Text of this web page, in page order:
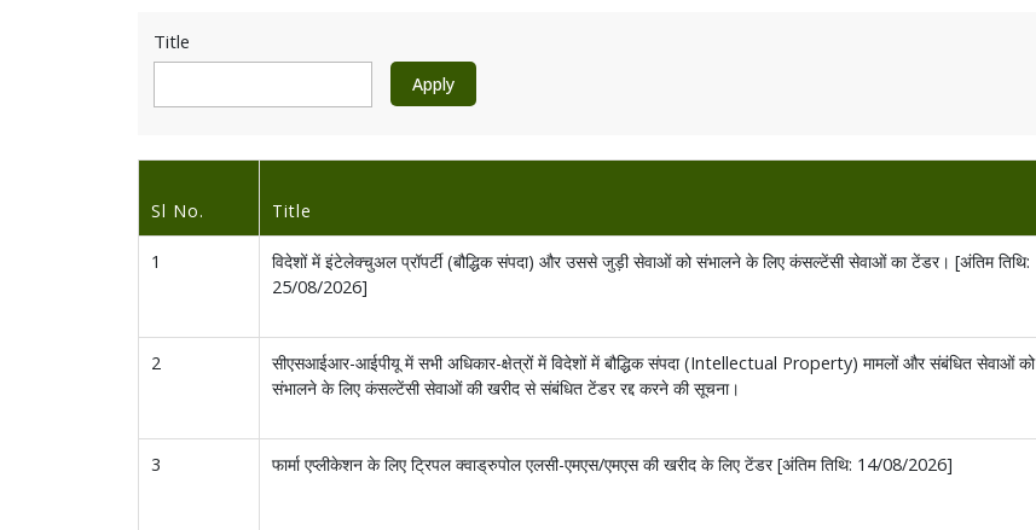
Title
Sl No. Title
1
विदेशों में इंटेलेक्चुअल प्रॉपर्टी (बौद्धिक संपदा) और उससे जुड़ी सेवाओं को संभालने के लिए कंसल्टेंसी सेवाओं का टेंडर। [अंतिम तिथि:
25/08/2026]
2
सीएसआईआर-आईपीयू में सभी अधिकार-क्षेत्रों में विदेशों में बौद्धिक संपदा (Intellectual Property) मामलों और संबंधित सेवाओं को
संभालने के लिए कंसल्टेंसी सेवाओं की खरीद से संबंधित टेंडर रद्द करने की सूचना।
3 फार्मा एप्लीकेशन के लिए ट्रिपल क्वाड्रुपोल एलसी-एमएस/एमएस की खरीद के लिए टेंडर [अंतिम तिथि: 14/08/2026]